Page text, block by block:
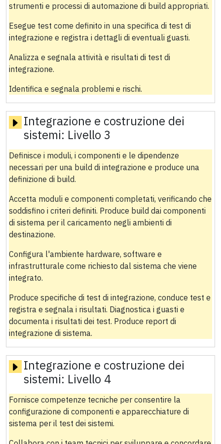
strumenti e processi di automazione di build appropriati.
Esegue test come definito in una specifica di test di
integrazione e registra i dettagli di eventuali guasti.
Analizza e segnala attività e risultati di test di
integrazione.
Identifica e segnala problemi e rischi.
Integrazione e costruzione dei
sistemi: Livello 3
Definisce i moduli, i componenti e le dipendenze
necessari per una build di integrazione e produce una
definizione di build.
Accetta moduli e componenti completati, verificando che
soddisfino i criteri definiti. Produce build dai componenti
di sistema per il caricamento negli ambienti di
destinazione.
Configura l'ambiente hardware, software e
infrastrutturale come richiesto dal sistema che viene
integrato.
Produce specifiche di test di integrazione, conduce test e
registra e segnala i risultati. Diagnostica i guasti e
documenta i risultati dei test. Produce report di
integrazione di sistema.
Integrazione e costruzione dei
sistemi: Livello 4
Fornisce competenze tecniche per consentire la
configurazione di componenti e apparecchiature di
sistema per il test dei sistemi.